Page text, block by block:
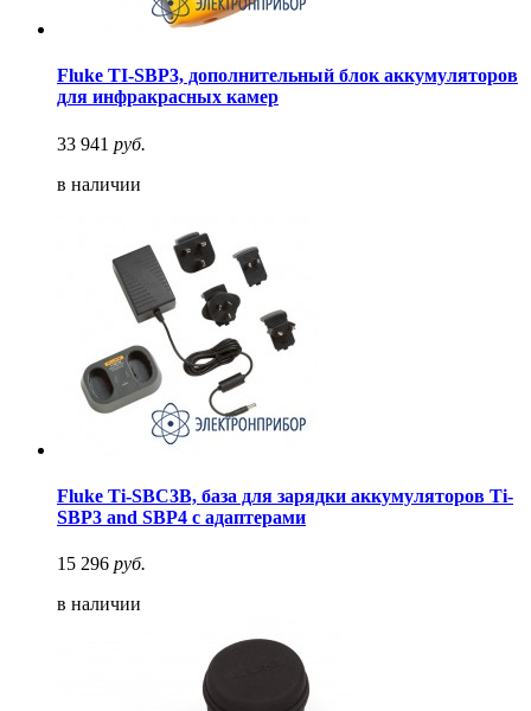
Fluke TI-SBP3, дополнительный блок аккумуляторов
для инфракрасных камер
33 941 руб.
в наличии
Fluke Ti-SBC3B, база для зарядки аккумуляторов Ti-
SBP3 and SBP4 с адаптерами
15 296 руб.
в наличии